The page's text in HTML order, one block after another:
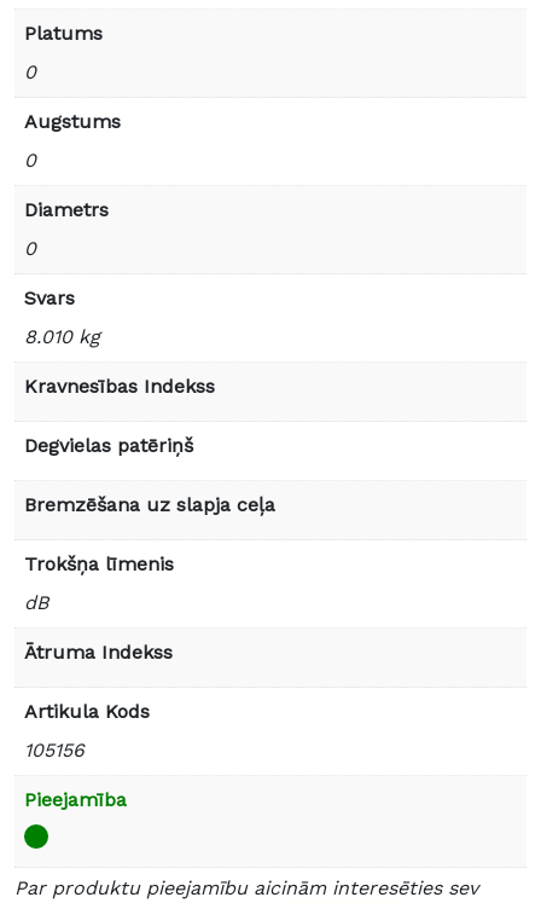
Platums
0
Augstums
0
Diametrs
0
Svars
8.010 kg
Kravnesības Indekss
Degvielas patēriņš
Bremzēšana uz slapja ceļa
Trokšņa līmenis
dB
Ātruma Indekss
Artikula Kods
105156
Pieejamība
Par produktu pieejamību aicinām interesēties sev